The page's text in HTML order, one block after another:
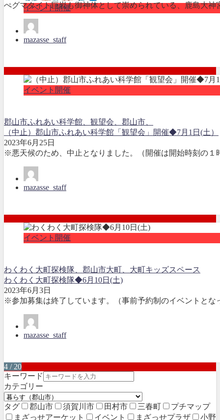
イベント開催
ぺグマタイト巨岩も御神体として崇められている、鹿島大
mazasse_staff
イベント開催
郡山市ふれあい科学館、観望会、郡山市、
（中止）郡山市ふれあい科学館「観望会」開催◆7月1日(土）
2023年6月25日
※悪天候のため、中止となりました。（開催は開始時刻の
mazasse_staff
イベント開催
わくわく大町探検隊、郡山市大町、大町キッズスペース
わくわく大町探検隊◆6月10日(土)
2023年6月3日
※参加募集は終了しています。（事前予約制のイベントと
mazasse_staff
4 / 20
キーワード
カテゴリー
タグ 郡山市 須賀川市 田村市 三春町
プチマップ
まざっせアーケット
イベント まざっせプラザ
小野